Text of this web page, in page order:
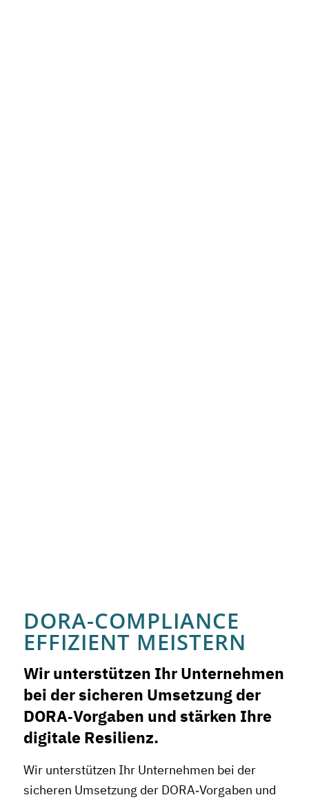
DORA-COMPLIANCE
EFFIZIENT MEISTERN
Wir unterstützen Ihr Unternehmen
bei der sicheren Umsetzung der
DORA‑Vorgaben und stärken Ihre
digitale Resilienz.
Wir unterstützen Ihr Unternehmen bei der
sicheren Umsetzung der DORA‑Vorgaben und